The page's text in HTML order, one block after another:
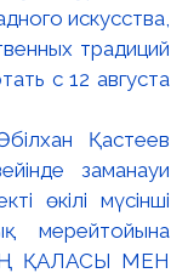
искусства,
традиций
с 12 августа